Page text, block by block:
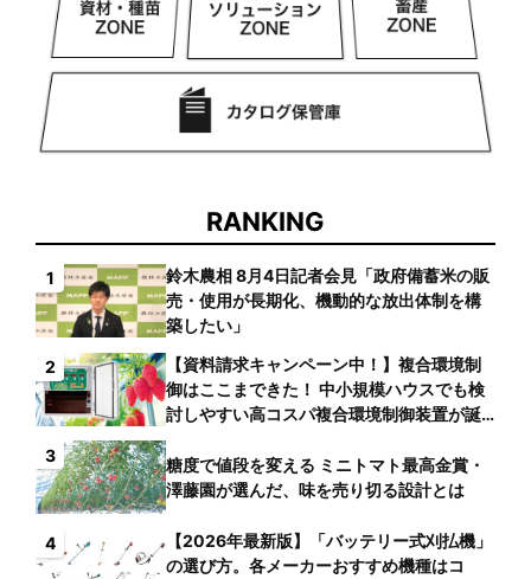
RANKING
1
鈴木農相 8月4日記者会見「政府備蓄米の販
売・使用が長期化、機動的な放出体制を構
築したい」
2
【資料請求キャンペーン中！】複合環境制
御はここまできた！ 中小規模ハウスでも検
討しやすい高コスパ複合環境制御装置が誕
3
糖度で値段を変える ミニトマト最高金賞・
澤藤園が選んだ、味を売り切る設計とは
4
【2026年最新版】「バッテリー式刈払機」
の選び方。各メーカーおすすめ機種はコ